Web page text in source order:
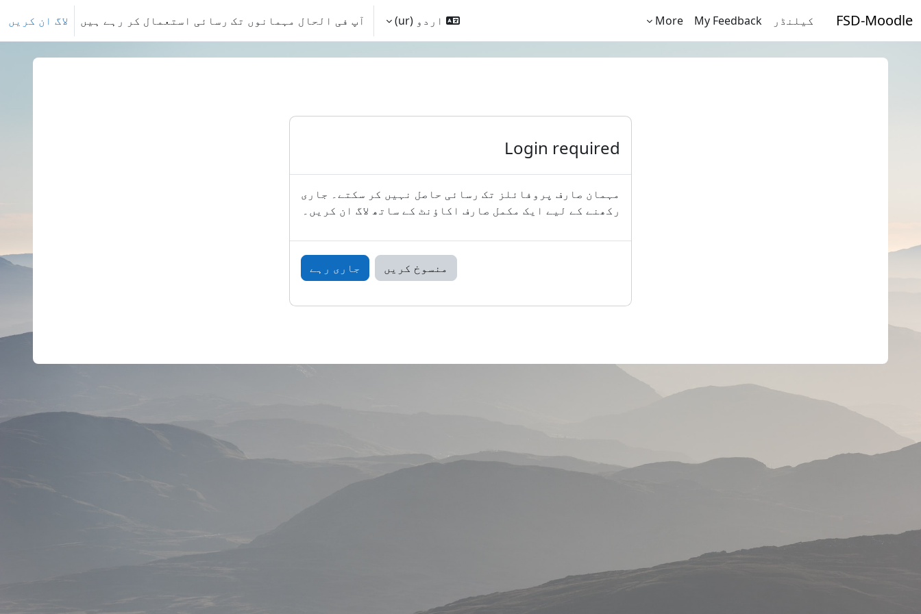
FSD-Moodle کیلنڈر My Feedback
More اردو ‎(ur)‎ آپ فی الحال مہمانوں تک رسائی استعمال کر رہے ہیں لاگ ان کریں
Login required
مہمان صارف پروفائلز تک رسائی حاصل نہیں کر سکتے۔ جاری
رکھنے کے لیے ایک مکمل صارف اکاؤنٹ کے ساتھ لاگ ان کریں۔
منسوخ کریں جاری رہے